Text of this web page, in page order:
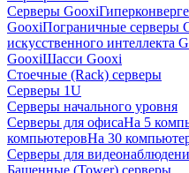
Серверы Gooxi
GooxiПограничные серверы
искусственного интеллекта
GooxiШасси Gooxi
Стоечные (Rack) серверы
Серверы 1U
Серверы начального уровня
Серверы для офисаНа 5
компьютеровНа 30
Серверы для
Башенные (Tower) серверы